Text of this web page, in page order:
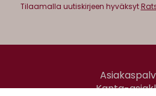
Tilaamalla uutiskirjeen hyväksyt
Kanta-